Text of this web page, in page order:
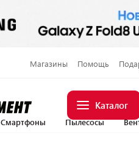
Магазины Помощь
Каталог
Смартфоны Пылесосы